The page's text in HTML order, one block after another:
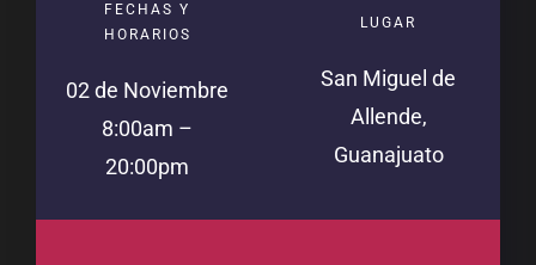
FECHAS Y
HORARIOS
02 de Noviembre
8:00am –
20:00pm
LUGAR
San Miguel de
Allende,
Guanajuato